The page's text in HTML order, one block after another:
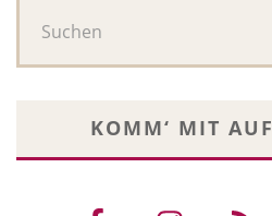
KOMM‘ MIT